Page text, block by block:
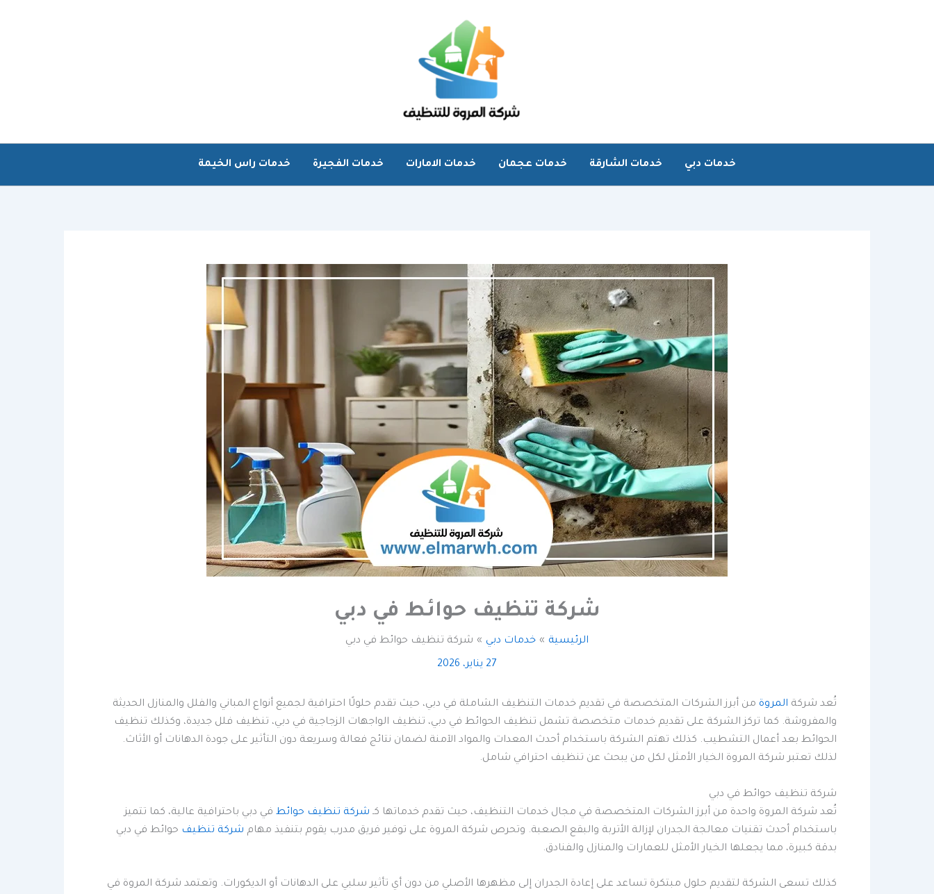
خدمات دبي خدمات الشارقة خدمات عجمان خدمات الامارات خدمات الفجيرة خدمات راس الخيمة
شركة تنظيف حوائط في دبي
الرئيسية خدمات دبي شركة تنظيف حوائط في دبي
27 يناير، 2026
تُعد شركة المروة من أبرز الشركات المتخصصة في تقديم خدمات التنظيف الشاملة في دبي، حيث تقدم حلولًا احترافية لجميع أنواع المباني والفلل والمنازل الحديثة
والمفروشة. كما تركز الشركة على تقديم خدمات متخصصة تشمل تنظيف الحوائط في دبي، تنظيف الواجهات الزجاجية في دبي، تنظيف فلل جديدة، وكذلك تنظيف
الحوائط بعد أعمال التشطيب. كذلك تهتم الشركة باستخدام أحدث المعدات والمواد الآمنة لضمان نتائج فعالة وسريعة دون التأثير على جودة الدهانات أو الأثاث.
لذلك تعتبر شركة المروة الخيار الأمثل لكل من يبحث عن تنظيف احترافي شامل.
شركة تنظيف حوائط في دبي
تُعد شركة المروة واحدة من أبرز الشركات المتخصصة في مجال خدمات التنظيف، حيث تقدم خدماتها كـ شركة تنظيف حوائط في دبي باحترافية عالية، كما تتميز
باستخدام أحدث تقنيات معالجة الجدران لإزالة الأتربة والبقع الصعبة. وتحرص شركة المروة على توفير فريق مدرب يقوم بتنفيذ مهام شركة تنظيف حوائط في دبي
بدقة كبيرة، مما يجعلها الخيار الأمثل للعمارات والمنازل والفنادق.
كذلك تسعى الشركة لتقديم حلول مبتكرة تساعد على إعادة الجدران إلى مظهرها الأصلي من دون أي تأثير سلبي على الدهانات أو الديكورات. وتعتمد شركة المروة في